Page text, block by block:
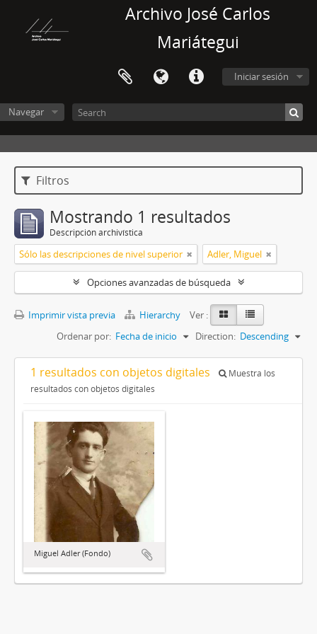
Archivo José Carlos
Mariátegui
Iniciar sesión
Navegar
Filtros
Mostrando 1 resultados
Descripción archivística
Sólo las descripciones de nivel superior Adler, Miguel
Opciones avanzadas de búsqueda
Imprimir vista previa Hierarchy
Ver :
Ordenar por: Fecha de inicio Direction: Descending
1 resultados con objetos digitales
Muestra los
resultados con objetos digitales
Miguel Adler (Fondo)